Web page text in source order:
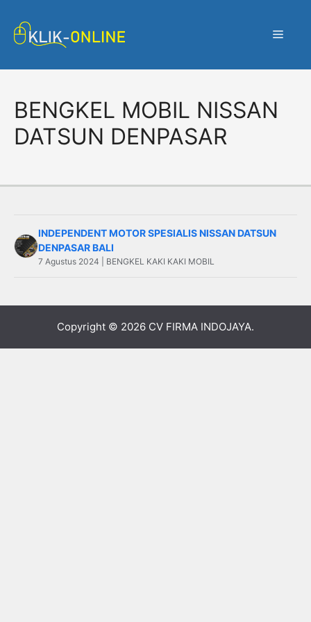
Menu
BENGKEL MOBIL NISSAN
DATSUN DENPASAR
INDEPENDENT MOTOR SPESIALIS NISSAN DATSUN
DENPASAR BALI
7 Agustus 2024 | BENGKEL KAKI KAKI MOBIL
Copyright © 2026 CV FIRMA INDOJAYA.